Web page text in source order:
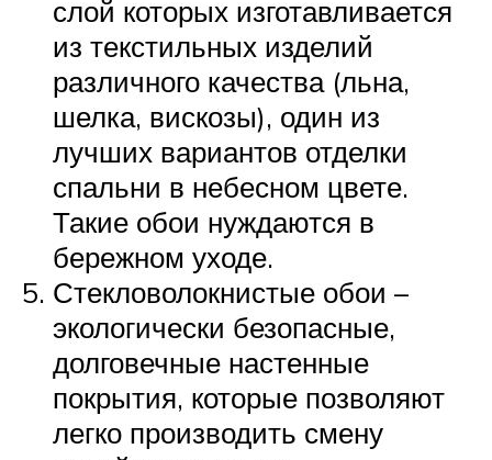
слой которых изготавливается
из текстильных изделий
различного качества (льна,
шелка, вискозы), один из
лучших вариантов отделки
спальни в небесном цвете.
Такие обои нуждаются в
бережном уходе.
Стекловолокнистые обои –
экологически безопасные,
долговечные настенные
покрытия, которые позволяют
легко производить смену